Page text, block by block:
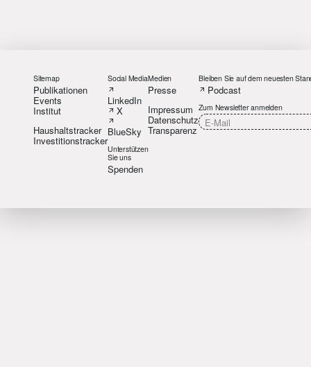
Sitemap
Publikationen
Events
Institut
Haushaltstracker
Investitionstracker
Social Media
LinkedIn
X
BlueSky
Unterstützen
Sie uns
Spenden
Medien
Presse
Impressum
Datenschutz
Transparenz
Bleiben Sie auf dem neuesten
Podcast
Zum Newsletter anmelden